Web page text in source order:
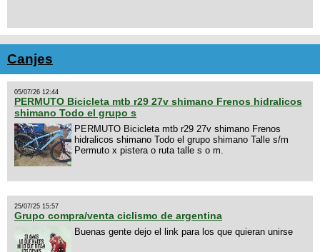
Canjes
05/07/26 12:44
PERMUTO Bicicleta mtb r29 27v shimano Frenos hidralicos
shimano Todo el grupo s
PERMUTO Bicicleta mtb r29 27v shimano Frenos
hidralicos shimano Todo el grupo shimano Talle s/m
Permuto x pistera o ruta talle s o m.
25/07/25 15:57
Grupo compra/venta ciclismo de argentina
Buenas gente dejo el link para los que quieran unirse